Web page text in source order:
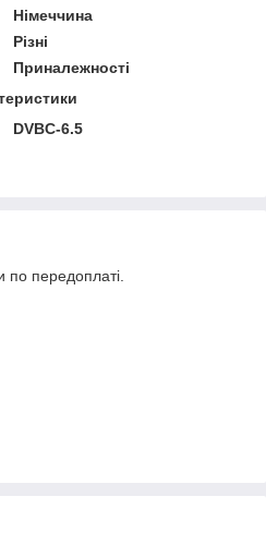
Німеччина
Різні
Приналежності
DVBC-6.5
по передоплаті.